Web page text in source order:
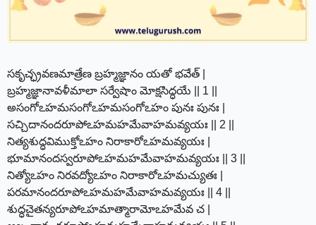
సకృచ్ఛ్రవణమాత్రేణ బ్రహ్మజ్ఞానం యతో భవేత్ |
బ్రహ్మజ్ఞానావళీమాలా సర్వేషాం మోక్షసిద్ధయే || 1 ||
అసంగోఽహమసంగోఽహమసంగోఽహం పునః పునః |
సచ్చిదానందరూపోఽహమహమేవాహమవ్యయః || 2 ||
నిత్యశుద్ధవిముక్తోఽహం నిరాకారోఽహమవ్యయః |
భూమానందస్వరూపోఽహమహమేవాహమవ్యయః || 3 ||
నిత్యోఽహం నిరవద్యోఽహం నిరాకారోఽహమచ్యుతః |
పరమానందరూపోఽహమహమేవాహమవ్యయః || 4 ||
శుద్ధచైతన్యరూపోఽహమాత్మారామోఽహమేవ చ |